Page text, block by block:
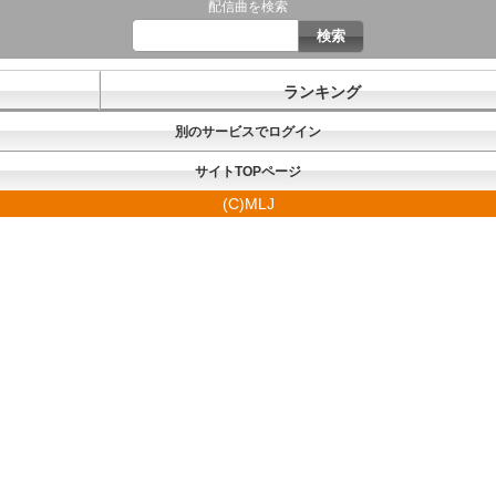
配信曲を検索
ランキング
別のサービスでログイン
サイトTOPページ
(C)MLJ